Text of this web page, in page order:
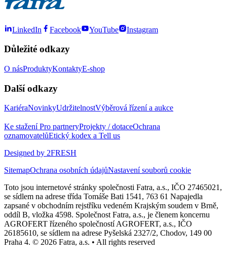
LinkedIn Facebook YouTube Instagram
Důležité odkazy
O násProduktyKontaktyE-shop
Další odkazy
KariéraNovinkyUdržitelnostVýběrová řízení a aukce
Ke staženíPro partneryProjekty / dotaceOchrana
oznamovatelůEtický kodex a Tell us
Designed by 2FRESH
SitemapOchrana osobních údajůNastavení souborů cookie
Toto jsou internetové stránky společnosti Fatra, a.s., IČO 27465021,
se sídlem na adrese třída Tomáše Bati 1541, 763 61 Napajedla
zapsané v obchodním rejstříku vedeném Krajským soudem v Brně,
oddíl B, vložka 4598. Společnost Fatra, a.s., je členem koncernu
AGROFERT řízeného společností AGROFERT, a.s., IČO
26185610, se sídlem na adrese Pyšelská 2327/2, Chodov, 149 00
Praha 4. © 2026 Fatra, a.s. • All rights reserved